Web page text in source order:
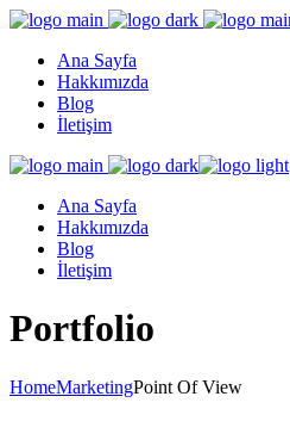
Ana Sayfa
Hakkımızda
Blog
İletişim
Ana Sayfa
Hakkımızda
Blog
İletişim
Portfolio
HomeMarketingPoint Of View